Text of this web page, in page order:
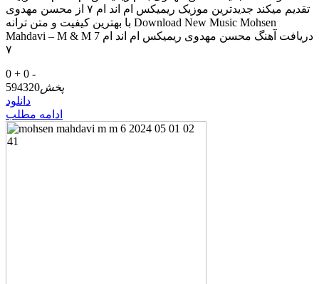
تقدیم میکند جدیدترین موزیک ریمیکس ام اند ام ۷ از محسن مهدوی
با بهترین کیفیت و متن ترانه Download New Music Mohsen
Mahdavi – M & M 7 دریافت آهنگ محسن مهدوی ریمیکس ام اند ام
۷
0 + 0 -
پخش594320
دانلود
ادامه مطلب